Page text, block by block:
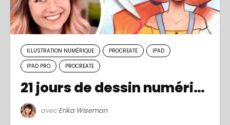
ILLUSTRATION NUMÉRIQUE PROCREATE
IPAD
IPAD PRO
PROCREATE
21 jours de dessin numérique
avecErika Wiseman